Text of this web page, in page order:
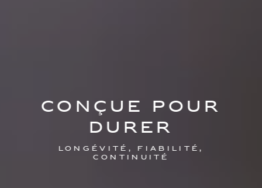
Conçue pour
durer
Longévité, fiabilité,
continuité